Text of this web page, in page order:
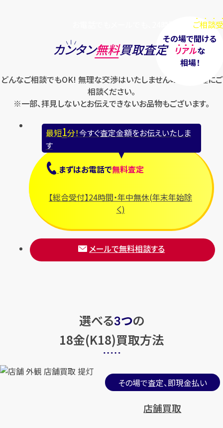
1分！ 今すぐ査定金額をお伝えいた
お電話 で無料査定
【総合受付】24時間・年中無休(年末年
ご相談
その場で聞ける
リアルな
相場！
カンタン無料買取査定
どんなご相談でもOK! 無理な交渉はいたしませんのでお気軽にご
相談ください。
※一部、拝見しないとお伝えできないお品物もございます。
最短1分！今すぐ査定金額をお伝えいたしま
す
まずはお電話で無料査定
【総合受付】24時間・年中無休(年末年始除
く)
メールで無料相談する
選べる3つの
18金(K18)買取方法
その場で査定、即現金払い
店舗買取